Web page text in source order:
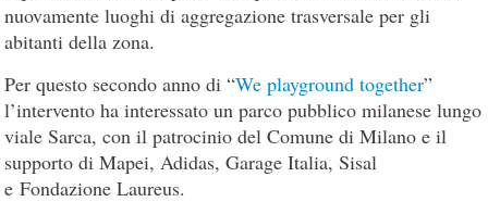
nuovamente luoghi di aggregazione trasversale per gli
abitanti della zona.
Per questo secondo anno di “We playground together”
l’intervento ha interessato un parco pubblico milanese lungo
viale Sarca, con il patrocinio del Comune di Milano e il
supporto di Mapei, Adidas, Garage Italia, Sisal
e Fondazione Laureus.